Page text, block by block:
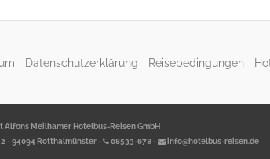
Datenschutzerklärung Reisebedingungen
Alfons Meilhamer Hotelbus-Reisen GmbH
2 - 94094 Rotthalmünster -
08533-678- info@hotelbus-reisen.de